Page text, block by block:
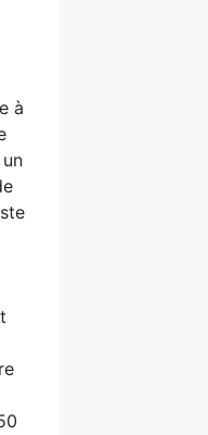
à